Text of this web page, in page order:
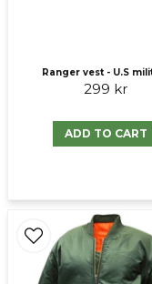
Ranger vest - U.S
299 kr
ADD TO CART